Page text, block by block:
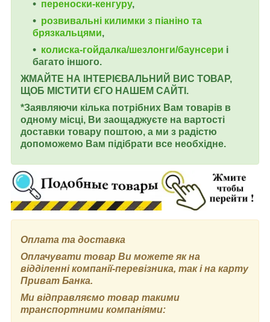
переноски-кенгуру,
розвивальні килимки з піаніно та
брязкальцями,
колиска-гойдалка/шезлонги/баунсери і
багато іншого.
ЖМАЙТЕ НА ІНТЕРІЄВАЛЬНИЙ ВИС ТОВАР,
ЩОБ МІСТИТИ ЄГО НАШЕМ САЙТІ.
*Заявляючи кілька потрібних Вам товарів в
одному місці, Ви заощаджуєте на вартості
доставки товару поштою, а ми з радістю
допоможемо Вам підібрати все необхідне.
Оплата та доставка
Оплачувати товар Ви можете як на
відділенні компанії-перевізника, так і на карту
Приват Банка.
Ми відправляємо товар такими
транспортними компаніями: